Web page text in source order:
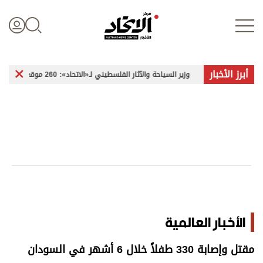
علوم الدار
اقتصاد
أبرز الأخبار
وزير السياحة والآثار الفلسطيني لـ«الاتحاد»: 260 موقعاً أثرياً في غزة تعرضت للضرر
الأخبار العالمية
مقتل وإصابة 330 طفلاً خلال 6 أشهر في السودان